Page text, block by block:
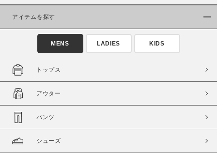
商品タイプ
通常商品
セール価格 WEB限定
在庫
在庫あり
アイテムを探す
MENS LADIES KIDS
トップス
アウター
パンツ
シューズ